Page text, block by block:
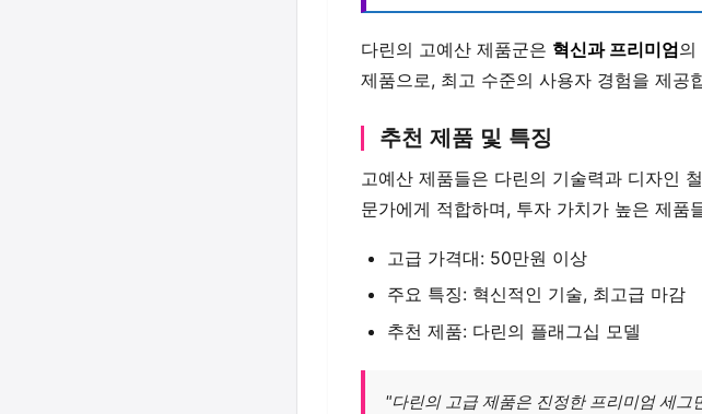
다린의 고예산 제품군은 혁신과 프리미엄의
제품으로, 최고 수준의 사용자 경험을 제공
추천 제품 및 특징
고예산 제품들은 다린의 기술력과 디자인
문가에게 적합하며, 투자 가치가 높은 제품
고급 가격대: 50만원 이상
주요 특징: 혁신적인 기술, 최고급 마감
추천 제품: 다린의 플래그십 모델
"다린의 고급 제품은 진정한 프리미엄 세